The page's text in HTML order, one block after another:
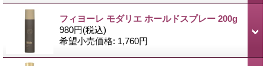
フィヨーレ モダリエ ホールドスプレー 200g
980円(税込)
希望小売価格: 1,760円